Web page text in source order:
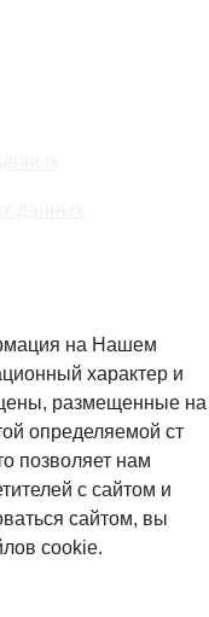
на Нашем
характер и
размещенные на
определяемой ст
позволяет нам
с сайтом и
сайтом, вы
cookie.